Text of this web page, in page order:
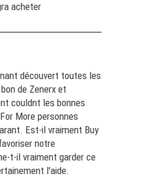
acheter
découvert toutes les
de Zenerx et
couldnt les bonnes
More personnes
Est-il vraiment Buy
notre
t-il vraiment garder ce
l'aide.